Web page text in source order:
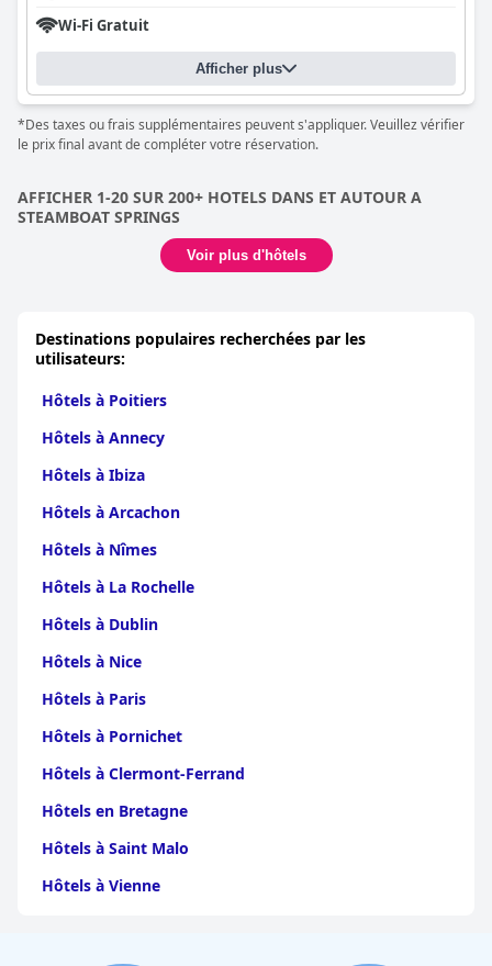
Wi-Fi Gratuit
Afficher plus
*Des taxes ou frais supplémentaires peuvent s'appliquer. Veuillez vérifier
le prix final avant de compléter votre réservation.
AFFICHER 1-20 SUR 200+ HOTELS DANS ET AUTOUR A
STEAMBOAT SPRINGS
Voir plus d'hôtels
Destinations populaires recherchées par les
utilisateurs:
Hôtels à Poitiers
Hôtels à Annecy
Hôtels à Ibiza
Hôtels à Arcachon
Hôtels à Nîmes
Hôtels à La Rochelle
Hôtels à Dublin
Hôtels à Nice
Hôtels à Paris
Hôtels à Pornichet
Hôtels à Clermont-Ferrand
Hôtels en Bretagne
Hôtels à Saint Malo
Hôtels à Vienne
Hôtels à Perpignan